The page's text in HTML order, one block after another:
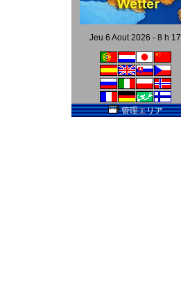
Jeu 6 Aout 2026 - 8 h 17
管理エリア